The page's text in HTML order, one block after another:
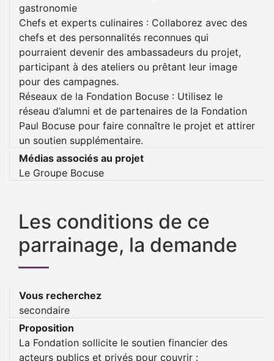
gastronomie
Chefs et experts culinaires : Collaborez avec des
chefs et des personnalités reconnues qui
pourraient devenir des ambassadeurs du projet,
participant à des ateliers ou prêtant leur image
pour des campagnes.
Réseaux de la Fondation Bocuse : Utilisez le
réseau d’alumni et de partenaires de la Fondation
Paul Bocuse pour faire connaître le projet et attirer
un soutien supplémentaire.
Médias associés au projet
Le Groupe Bocuse
Les conditions de ce
parrainage, la demande
Vous recherchez
secondaire
Proposition
La Fondation sollicite le soutien financier des
acteurs publics et privés pour couvrir :